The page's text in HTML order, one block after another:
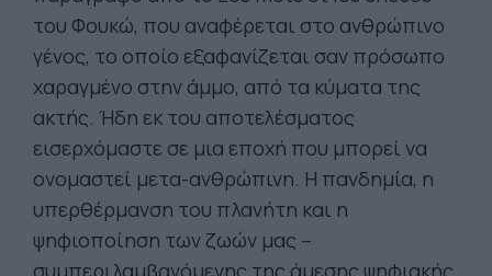
του Φουκώ, που αναφέρεται στο ανθρώπινο
γένος, το οποίο εξαφανίζεται σαν πρόσωπο
χαραγμένο στην άμμο, από τα κύματα της
ακτής. Ήδη εκ του αποτελέσματος
εισερχόμαστε σε μια εποχή που μπορεί να
ονομαστεί μετα-ανθρώπινη. Η πανδημία, η
υπερθέρμανση του πλανήτη και η
ψηφιοποίηση των ζωών μας –
συμπεριλαμβανόμενης της άμεσης ψηφιακής